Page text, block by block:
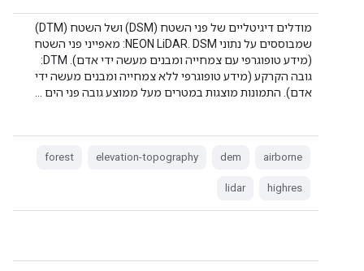
מודלים דיגיטליים של פני השטח (DSM) ושל השטח (DTM)
שמבוססים על נתוני NEON LiDAR. DSM: מאפייני פני השטח
(מידע טופוגרפי עם צמחייה ומבנים מעשה ידי אדם). DTM:
גובה הקרקע (מידע טופוגרפי ללא צמחייה ומבנים מעשה ידי
אדם). התמונות מוצגות במטרים מעל ממוצע גובה פני הים …
airborne
dem
elevation-topography
forest
highres
lidar